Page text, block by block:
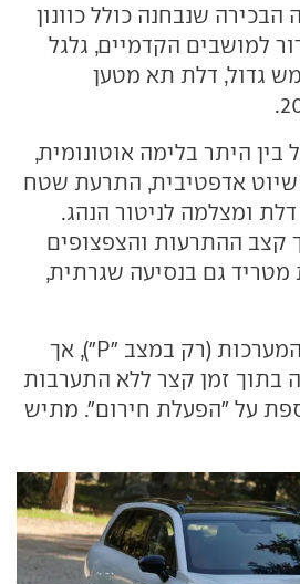
שנבחנה כולל כוונון
למושבים הקדמיים, גלגל
גדול, דלת תא מטען
היתר בלימה אוטונומית,
אדפטיבית, התרעת שטח
ומצלמה לניטור הנהג.
קצב ההתרעות והצפצופים
גם בנסיעה שגרתית,
כן, אפשר לנתק את המערכות (רק במצב "P"), אך
בתוך זמן קצר ללא התערבות
על "הפעלת חירום". מתיש